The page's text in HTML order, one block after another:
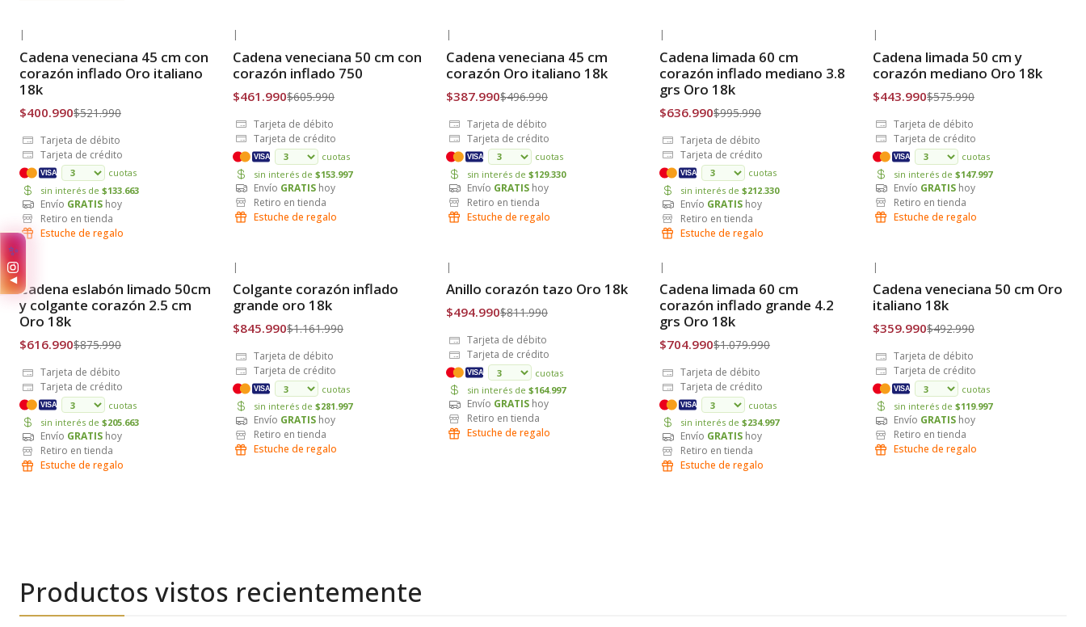
Envío Gratis
|
Cadena veneciana 45 cm con
corazón inflado Oro italiano
18k
$400.990$521.990
Tarjeta de débito
Tarjeta de crédito
VISA
cuotas
sin interés de $133.663
Envío GRATIS hoy
Retiro en tienda
Estuche de regalo
Envío Gratis
|
Cadena veneciana 50 cm con
corazón inflado 750
$461.990$605.990
Tarjeta de débito
Tarjeta de crédito
VISA
cuotas
sin interés de $153.997
Envío GRATIS hoy
Retiro en tienda
Estuche de regalo
Envío Gratis
|
Cadena veneciana 45 cm
corazón Oro italiano 18k
$387.990$496.990
Tarjeta de débito
Tarjeta de crédito
VISA
cuotas
sin interés de $129.330
Envío GRATIS hoy
Retiro en tienda
Estuche de regalo
Envío Gratis
|
Cadena limada 60 cm
corazón inflado mediano 3.8
grs Oro 18k
$636.990$995.990
Tarjeta de débito
Tarjeta de crédito
VISA
cuotas
sin interés de $212.330
Envío GRATIS hoy
Retiro en tienda
Estuche de regalo
Envío Gratis
|
Cadena limada 50 cm y
corazón mediano Oro 18k
$443.990$575.990
Tarjeta de débito
Tarjeta de crédito
VISA
cuotas
sin interés de $147.997
Envío GRATIS hoy
Retiro en tienda
Estuche de regalo
Envío Gratis
Cadena eslabón limado 50cm
y colgante corazón 2.5 cm
Oro 18k
$616.990$875.990
Tarjeta de débito
Tarjeta de crédito
VISA
cuotas
sin interés de $205.663
Envío GRATIS hoy
Retiro en tienda
Estuche de regalo
Envío Gratis
|
Colgante corazón inflado
grande oro 18k
$845.990$1.161.990
Tarjeta de débito
Tarjeta de crédito
VISA
cuotas
sin interés de $281.997
Envío GRATIS hoy
Retiro en tienda
Estuche de regalo
Envío Gratis
|
Anillo corazón tazo Oro 18k
$494.990$811.990
Tarjeta de débito
Tarjeta de crédito
VISA
cuotas
sin interés de $164.997
Envío GRATIS hoy
Retiro en tienda
Estuche de regalo
Envío Gratis
|
Cadena limada 60 cm
corazón inflado grande 4.2
grs Oro 18k
$704.990$1.079.990
Tarjeta de débito
Tarjeta de crédito
VISA
cuotas
sin interés de $234.997
Envío GRATIS hoy
Retiro en tienda
Estuche de regalo
Envío Gratis
|
Cadena veneciana 50 cm Oro
italiano 18k
$359.990$492.990
Tarjeta de débito
Tarjeta de crédito
VISA
cuotas
sin interés de $119.997
Envío GRATIS hoy
Retiro en tienda
Estuche de regalo
Productos vistos recientemente
✨
◀